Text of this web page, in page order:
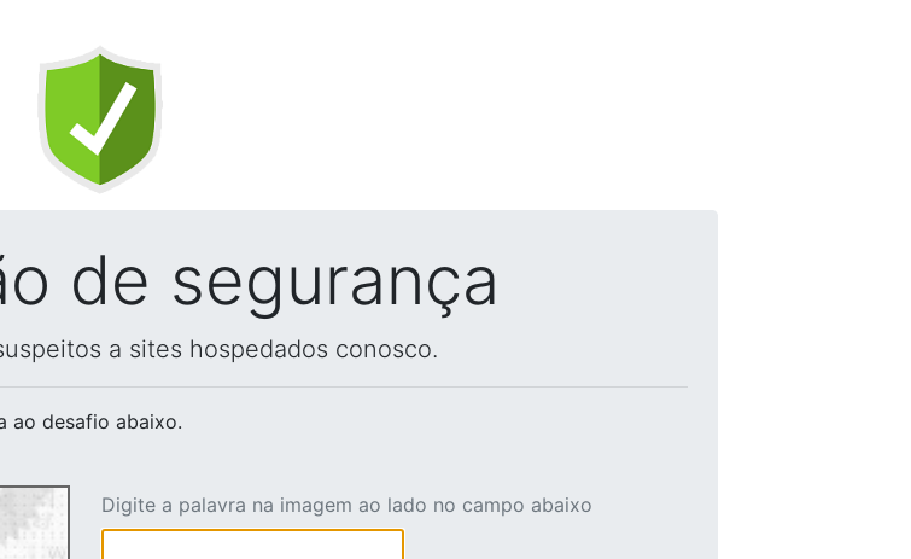
de segurança
a sites hospedados conosco.
ao desafio abaixo.
Digite a palavra na imagem ao lado no campo abaixo